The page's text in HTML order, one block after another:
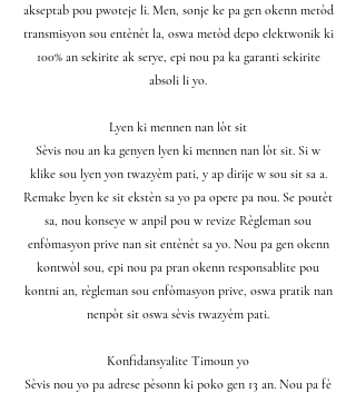
akseptab pou pwoteje li. Men, sonje ke pa gen okenn metòd
transmisyon sou entènèt la, oswa metòd depo elektwonik ki
100% an sekirite ak serye, epi nou pa ka garanti sekirite
absoli li yo.
Lyen ki mennen nan lòt sit
Sèvis nou an ka genyen lyen ki mennen nan lòt sit. Si w
klike sou lyen yon twazyèm pati, y ap dirije w sou sit sa a.
Remake byen ke sit ekstèn sa yo pa opere pa nou. Se poutèt
sa, nou konseye w anpil pou w revize Règleman sou
enfòmasyon prive nan sit entènèt sa yo. Nou pa gen okenn
kontwòl sou, epi nou pa pran okenn responsablite pou
kontni an, règleman sou enfòmasyon prive, oswa pratik nan
nenpòt sit oswa sèvis twazyèm pati.
Konfidansyalite Timoun yo
Sèvis nou yo pa adrese pèsonn ki poko gen 13 an. Nou pa fè